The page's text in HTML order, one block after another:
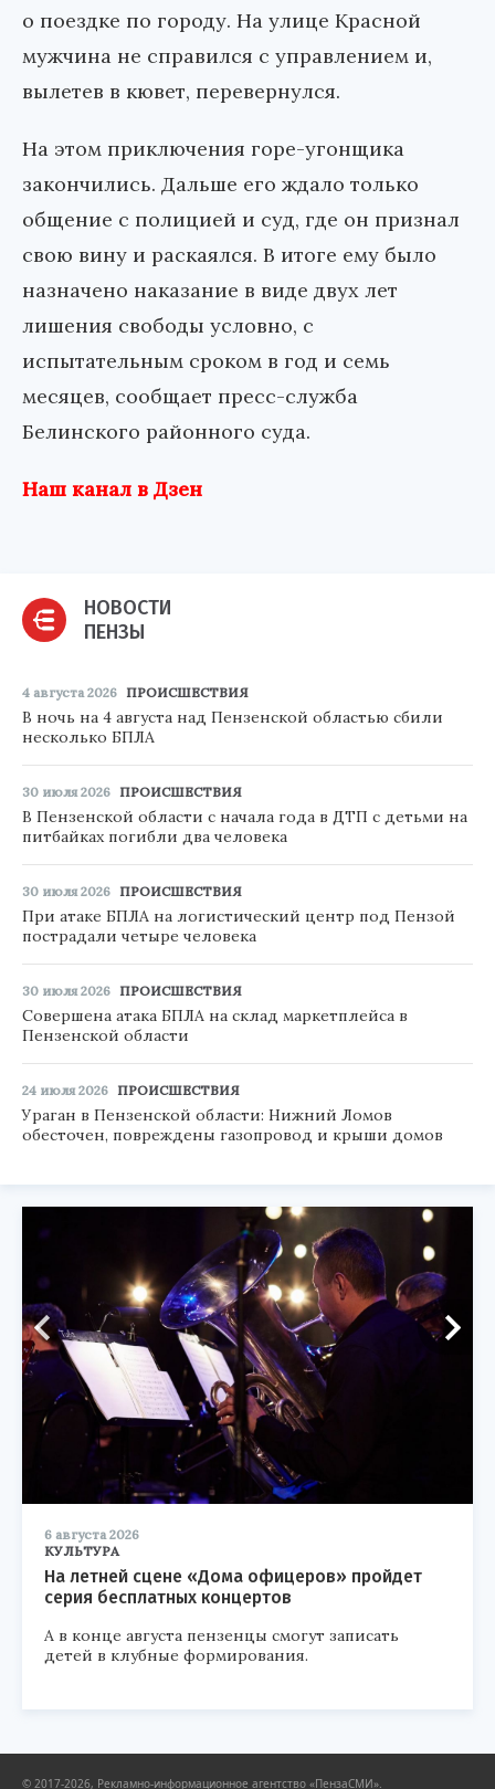
о поездке по городу. На улице Красной
мужчина не справился с управлением и,
вылетев в кювет, перевернулся.
На этом приключения горе-угонщика
закончились. Дальше его ждало только
общение с полицией и суд, где он признал
свою вину и раскаялся. В итоге ему было
назначено наказание в виде двух лет
лишения свободы условно, с
испытательным сроком в год и семь
месяцев, сообщает пресс-служба
Белинского районного суда.
Наш канал в Дзен
НОВОСТИ
ПЕНЗЫ
4 августа 2026 ПРОИСШЕСТВИЯ
В ночь на 4 августа над Пензенской областью сбили
несколько БПЛА
30 июля 2026 ПРОИСШЕСТВИЯ
В Пензенской области с начала года в ДТП с детьми на
питбайках погибли два человека
30 июля 2026 ПРОИСШЕСТВИЯ
При атаке БПЛА на логистический центр под Пензой
пострадали четыре человека
30 июля 2026 ПРОИСШЕСТВИЯ
Совершена атака БПЛА на склад маркетплейса в
Пензенской области
24 июля 2026 ПРОИСШЕСТВИЯ
Ураган в Пензенской области: Нижний Ломов
обесточен, повреждены газопровод и крыши домов
6 августа 2026
КУЛЬТУРА
На летней сцене «Дома офицеров» пройдет
серия бесплатных концертов
А в конце августа пензенцы смогут записать
детей в клубные формирования.
© 2017-2026, Рекламно-информационное агентство «ПензаСМИ».